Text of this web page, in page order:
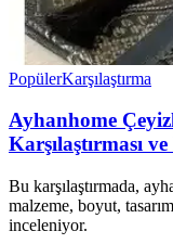
PopülerKarşılaştırma
Ayhanhome
Karşılaştırması
Bu karşılaştırmada,
malzeme, boyut,
inceleniyor.